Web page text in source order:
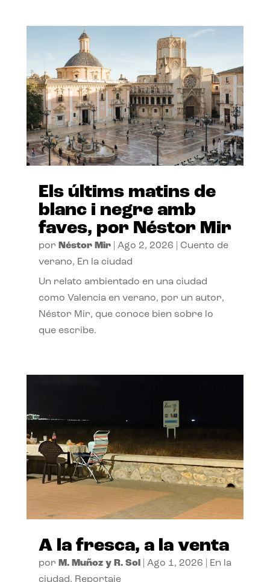
Els últims matins de
blanc i negre amb
faves, por Néstor Mir
por Néstor Mir| Ago 2, 2026
Cuento de
verano, En la ciudad
Un relato ambientado en una ciudad
como Valencia en verano, por un autor,
Néstor Mir, que conoce bien sobre lo
que escribe.
A la fresca, a la venta
por M. Muñoz y R. Sol| Ago 1, 2026
En la
ciudad, Reportaje